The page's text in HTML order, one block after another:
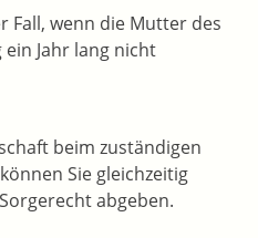
Fall, wenn die Mutter des
Jahr lang nicht
beim zuständigen
Sie gleichzeitig
abgeben.